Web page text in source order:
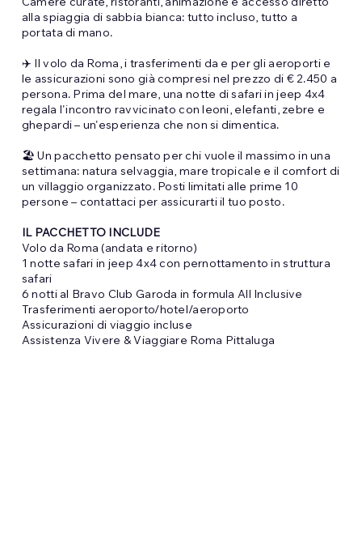
Camere curate, ristoranti, animazione e accesso diretto
alla spiaggia di sabbia bianca: tutto incluso, tutto a
portata di mano.
✈️ Il volo da Roma, i trasferimenti da e per gli aeroporti e
le assicurazioni sono già compresi nel prezzo di € 2.450 a
persona. Prima del mare, una notte di safari in jeep 4x4
regala l'incontro ravvicinato con leoni, elefanti, zebre e
ghepardi – un'esperienza che non si dimentica.
🏖️ Un pacchetto pensato per chi vuole il massimo in una
settimana: natura selvaggia, mare tropicale e il comfort di
un villaggio organizzato. Posti limitati alle prime 10
persone – contattaci per assicurarti il tuo posto.
IL PACCHETTO INCLUDE
Volo da Roma (andata e ritorno)
1 notte safari in jeep 4x4 con pernottamento in struttura
safari
6 notti al Bravo Club Garoda in formula All Inclusive
Trasferimenti aeroporto/hotel/aeroporto
Assicurazioni di viaggio incluse
Assistenza Vivere & Viaggiare Roma Pittaluga